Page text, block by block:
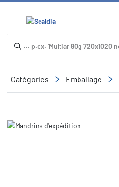
Catégories Emballage
Slide 1 of 1